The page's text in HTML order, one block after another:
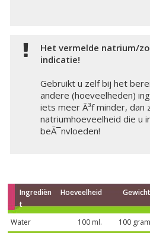
Het vermelde natrium/
indicatie!
Gebruikt u zelf bij het
andere (hoeveelheden)
iets meer Ã³f minder, dan
natriumhoeveelheid die u
beÃ¯nvloeden!
Ingrediën
t
Hoeveelheid Gewicht
Water
100 ml. 100 gram